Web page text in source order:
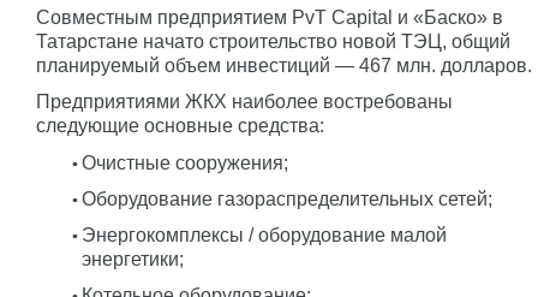
Совместным предприятием PvT Capital и «Баско» в
Татарстане начато строительство новой ТЭЦ, общий
планируемый объем инвестиций — 467 млн. долларов.
Предприятиями ЖКХ наиболее востребованы
следующие основные средства:
Очистные сооружения;
Оборудование газораспределительных сетей;
Энергокомплексы / оборудование малой
энергетики;